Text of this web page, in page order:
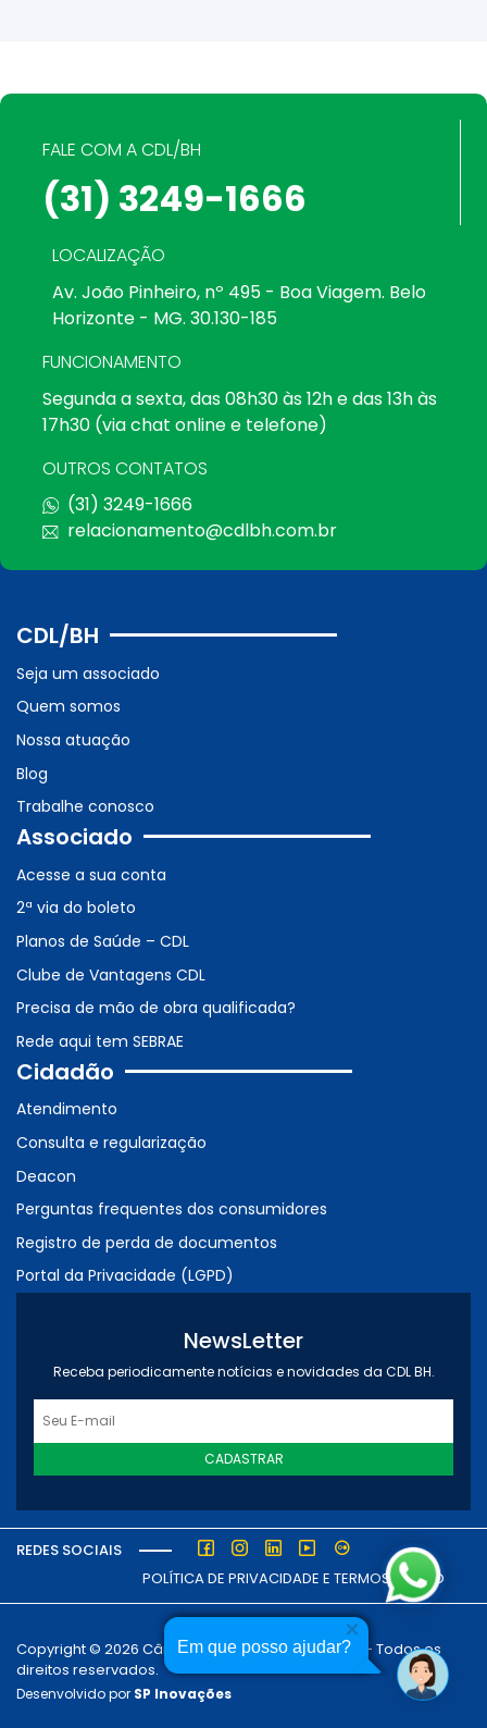
Em que posso ajudar?
FALE COM A CDL/BH
(31) 3249-1666
LOCALIZAÇÃO
Av. João Pinheiro, nº 495 - Boa Viagem. Belo
Horizonte - MG. 30.130-185
FUNCIONAMENTO
Segunda a sexta, das 08h30 às 12h e das 13h às
17h30 (via chat online e telefone)
OUTROS CONTATOS
(31) 3249-1666
relacionamento@cdlbh.com.br
CDL/BH
Seja um associado
Quem somos
Nossa atuação
Blog
Trabalhe conosco
Associado
Acesse a sua conta
2ª via do boleto
Planos de Saúde – CDL
Clube de Vantagens CDL
Precisa de mão de obra qualificada?
Rede aqui tem SEBRAE
Cidadão
Atendimento
Consulta e regularização
Deacon
Perguntas frequentes dos consumidores
Registro de perda de documentos
Portal da Privacidade (LGPD)
NewsLetter
Receba periodicamente notícias e novidades da CDL BH.
CADASTRAR
REDES SOCIAIS
POLÍTICA DE PRIVACIDADE E TERMOS DE USO
Copyright © 2026 Câmara dos Dirigentes Lojistas - Todos os
direitos reservados.
Desenvolvido por SP Inovações